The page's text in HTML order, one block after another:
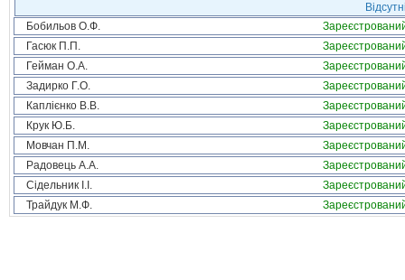
Бобильов О.Ф.
Гасюк П.П.
Гейман О.А.
Задирко Г.О.
Каплієнко В.В.
Крук Ю.Б.
Мовчан П.М.
Радовець А.А.
Сідельник І.І.
Трайдук М.Ф.